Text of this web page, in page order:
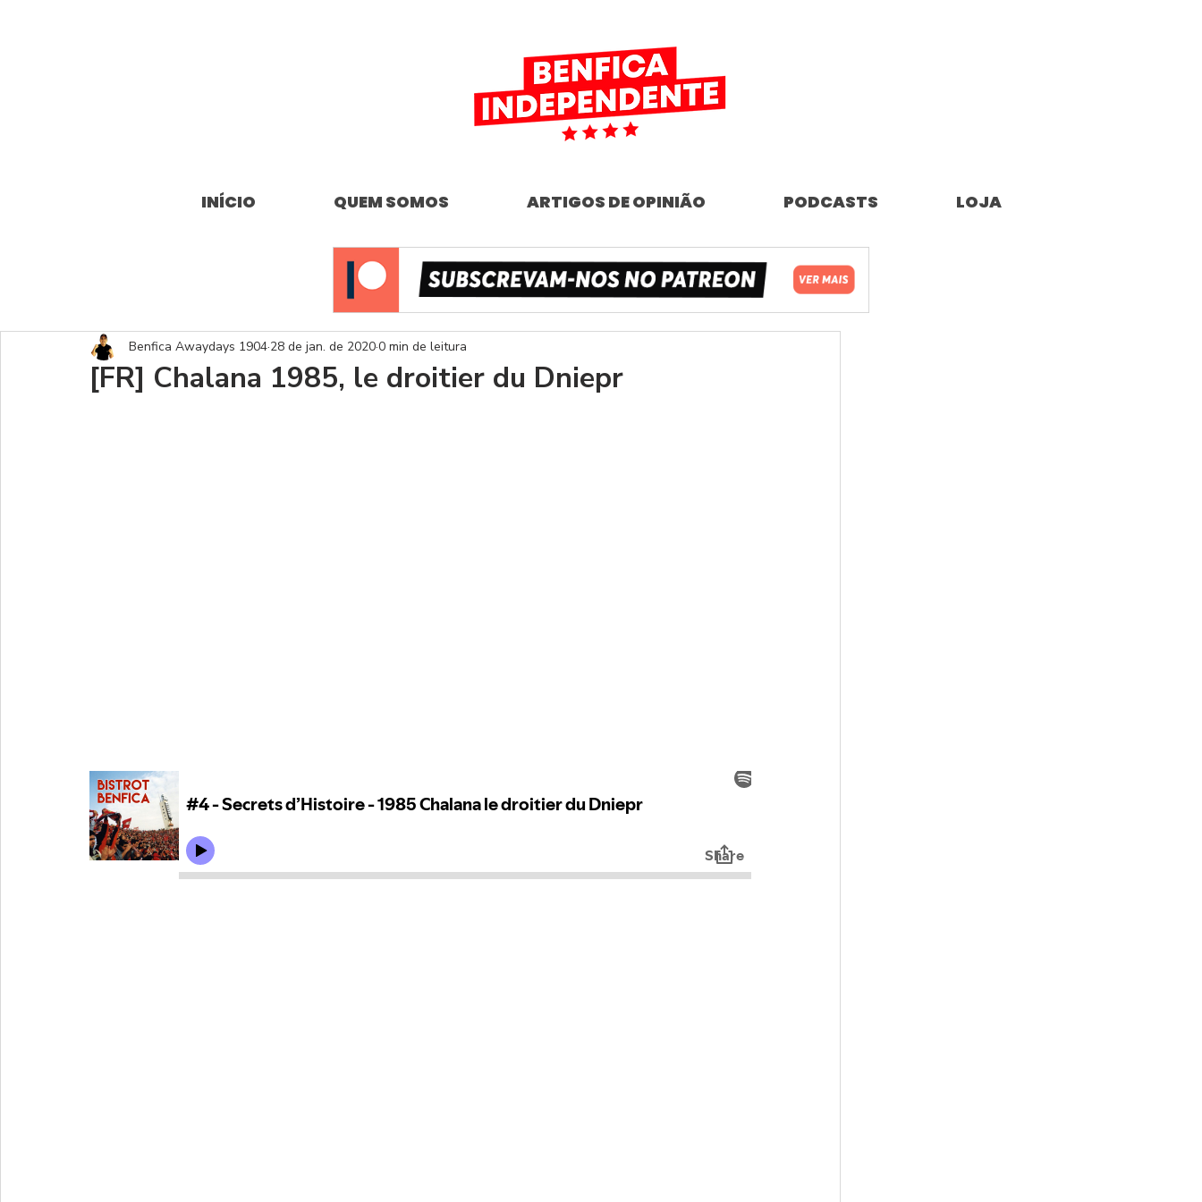
INÍCIO QUEM SOMOS ARTIGOS DE OPINIÃO PODCASTS LOJA
[FR] Chalana 1985, le droitier du Dniepr
Benfica Awaydays 1904 28 de jan. de 20200 min de leitura